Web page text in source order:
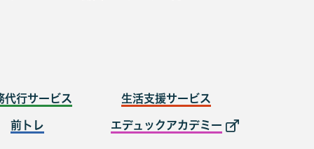
代行サービス 生活支援サービス
前トレ エデュックアカデミー